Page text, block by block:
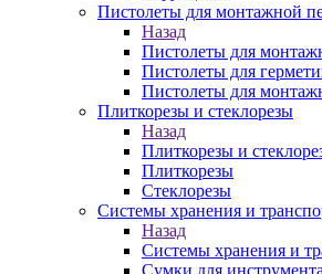
Пистолеты для монтажной
Назад
Пистолеты для
Пистолеты для
Пистолеты для
Плиткорезы и стеклорезы
Назад
Плиткорезы и
Плиткорезы
Стеклорезы
Системы хранения и
Назад
Системы хранения и
Сумки для инструмента